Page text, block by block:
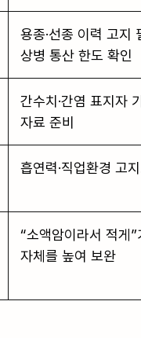
용종·선종 이력 고지
상병 통산 한도 확인
간수치·간염 표지자
자료 준비
흡연력·직업환경 고
“소액암이라서 적게
자체를 높여 보완